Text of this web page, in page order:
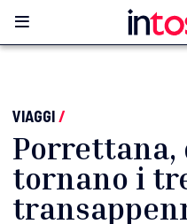
VIAGGI/
Porrettana,
tornano i